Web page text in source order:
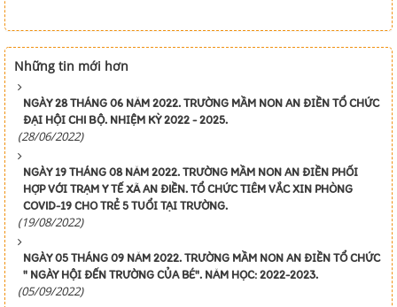
Những tin mới hơn
NGÀY 28 THÁNG 06 NĂM 2022. TRƯỜNG MẦM NON AN ĐIỀN TỔ CHỨC
ĐẠI HỘI CHI BỘ. NHIỆM KỲ 2022 - 2025.
(28/06/2022)
NGÀY 19 THÁNG 08 NĂM 2022. TRƯỜNG MẦM NON AN ĐIỀN PHỐI
HỢP VỚI TRẠM Y TẾ XÃ AN ĐIỀN. TỔ CHỨC TIÊM VẮC XIN PHÒNG
COVID-19 CHO TRẺ 5 TUỔI TẠI TRƯỜNG.
(19/08/2022)
NGÀY 05 THÁNG 09 NĂM 2022. TRƯỜNG MẦM NON AN ĐIỀN TỔ CHỨC
" NGÀY HỘI ĐẾN TRƯỜNG CỦA BÉ". NĂM HỌC: 2022-2023.
(05/09/2022)